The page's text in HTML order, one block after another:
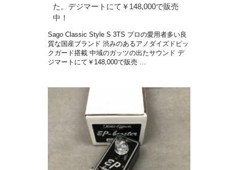
た。デジマートにて￥148,000で販売
中！
Sago Classic Style S 3TS プロの愛用者多い良
質な国産ブランド 渋みのあるアノダイズドピッ
クガード搭載 中域のガッツの出たサウンド デ
ジマートにて￥148,000で販売 …